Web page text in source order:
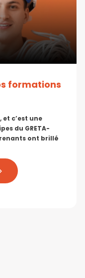
formations
c’est une
du GRETA-
ont brillé